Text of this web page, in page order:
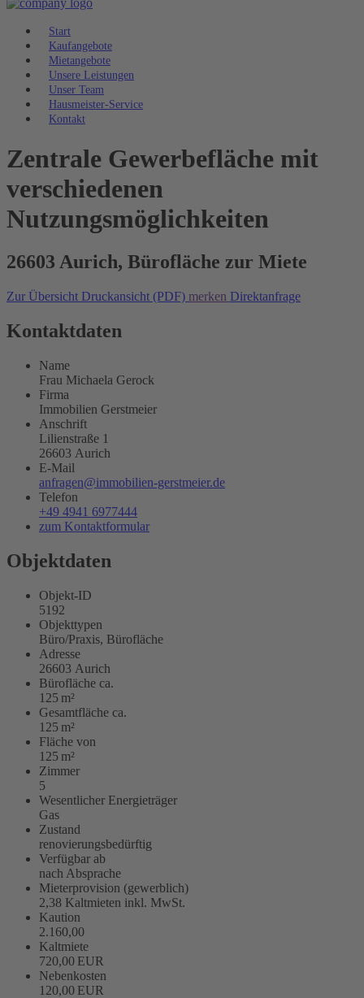
Start
Kaufangebote
Mietangebote
Unsere Leistungen
Unser Team
Hausmeister-Service
Kontakt
Zentrale Gewerbefläche mit
verschiedenen
Nutzungsmöglichkeiten
26603 Aurich, Bürofläche zur Miete
Zur Übersicht Druckansicht (PDF) merken Direktanfrage
Kontaktdaten
Name
Frau Michaela Gerock
Firma
Immobilien Gerstmeier
Anschrift
Lilienstraße 1
26603 Aurich
E-Mail
anfragen@immobilien-gerstmeier.de
Telefon
+49 4941 6977444
zum Kontaktformular
Objektdaten
Objekt-ID
5192
Objekttypen
Büro/Praxis, Bürofläche
Adresse
26603 Aurich
Bürofläche ca.
125 m²
Gesamtfläche ca.
125 m²
Fläche von
125 m²
Zimmer
5
Wesentlicher Energieträger
Gas
Zustand
renovierungsbedürftig
Verfügbar ab
nach Absprache
Mieter­provision (gewerblich)
2,38 Kaltmieten inkl. MwSt.
Kaution
2.160,00
Kaltmiete
720,00 EUR
Nebenkosten
120,00 EUR